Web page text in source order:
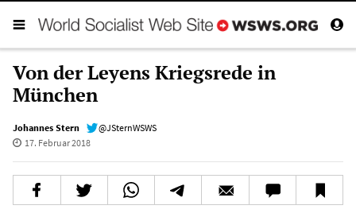
Von der Leyens Kriegsrede in
München
Johannes Stern
@JSternWSWS
17. Februar 2018